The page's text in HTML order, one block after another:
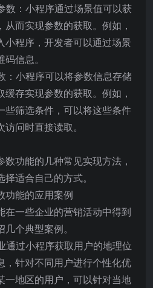
数：小程序通过场景值可以获
而实现参数的获取。例如，
小程序，开发者可以通过场景
信息。
：小程序可以将参数信息存储
存实现参数的获取。例如，
些筛选条件，可以将这些条件
问时直接读取。
功能的几种常见实现方法，
适合自己的方式。
功能的应用案例
在一些企业的营销活动中得到
个典型案例。
通过小程序获取用户的地理位
，针对不同用户进行个性化优
一地区的用户，可以针对当地